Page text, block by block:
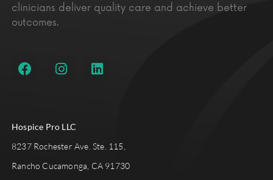
clinicians deliver quality care and achieve better
outcomes.
Hospice Pro LLC
8237 Rochester Ave. Ste. 115,
Rancho Cucamonga, CA 91730